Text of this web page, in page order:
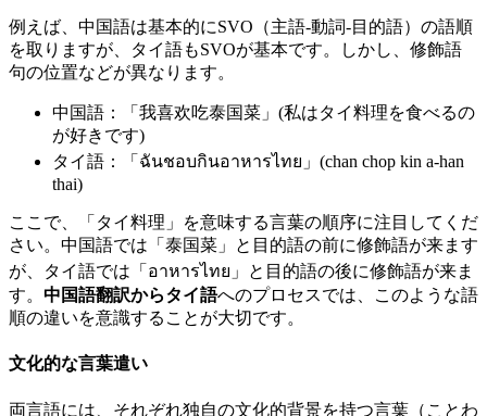
例えば、中国語は基本的にSVO（主語-動詞-目的語）の語順
を取りますが、タイ語もSVOが基本です。しかし、修飾語
句の位置などが異なります。
中国語：「我喜欢吃泰国菜」(私はタイ料理を食べるの
が好きです)
タイ語：「ฉันชอบกินอาหารไทย」(chan chop kin a-han
thai)
ここで、「タイ料理」を意味する言葉の順序に注目してくだ
さい。中国語では「泰国菜」と目的語の前に修飾語が来ます
が、タイ語では「อาหารไทย」と目的語の後に修飾語が来ま
す。 中国語翻訳からタイ語へのプロセスでは、このような語
順の違いを意識することが大切です。
文化的な言葉遣い
両言語には、それぞれ独自の文化的背景を持つ言葉（ことわ